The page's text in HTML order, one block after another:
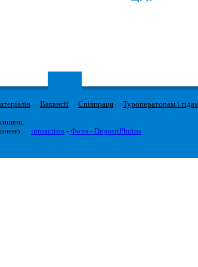
Вакансії Співпраця Туроператорам і
iproaction - Фото - DepositPhotos